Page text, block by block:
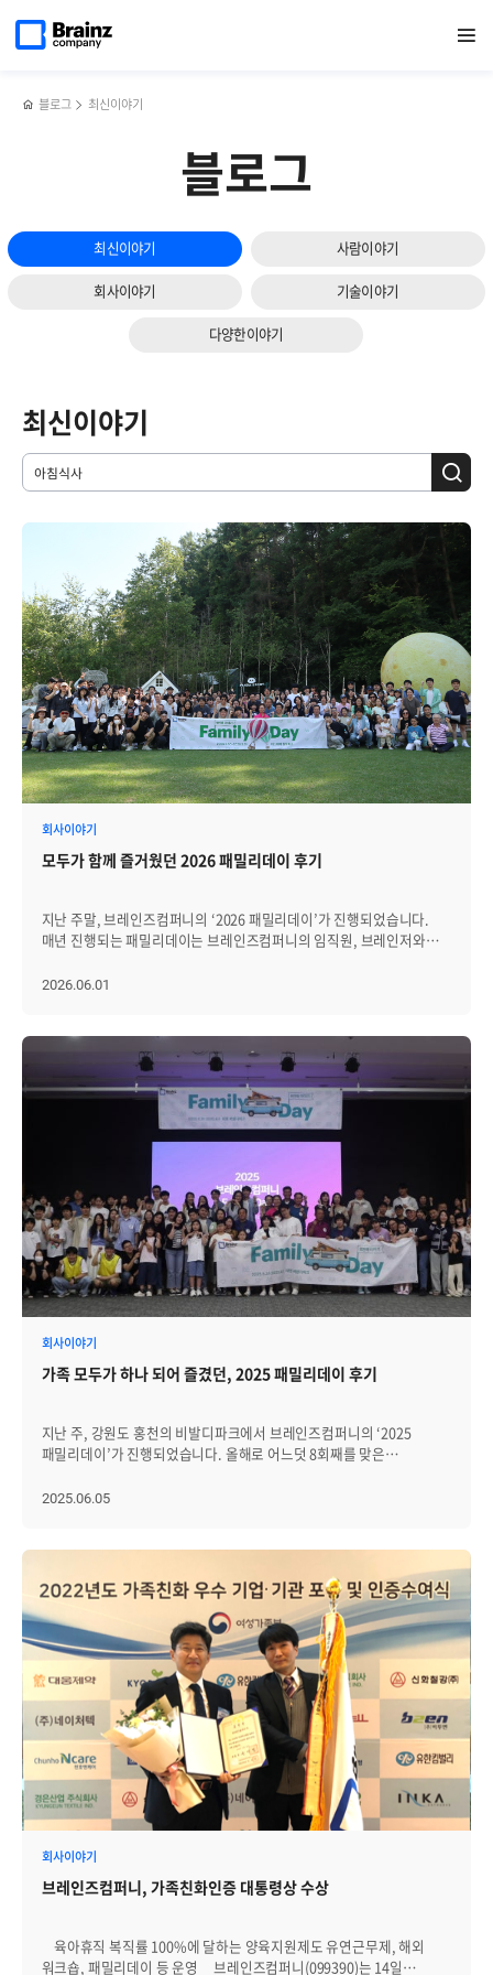
열기
페이지로
블로그 최신이야기
블로그
최신이야기 사람이야기
회사이야기 기술이야기
다양한이야기
최신이야기
회사이야기
모두가 함께 즐거웠던 2026 패밀리데이 후기
지난 주말, 브레인즈컴퍼니의 ‘2026 패밀리데이’가 진행되었습니다.
매년 진행되는 패밀리데이는 브레인즈컴퍼니의 임직원, 브레인저와
행사입니다. 올해 패밀리데이도 어린아이부터 어른까지 모두가 함께
다른 새로운 장소에서 진행되어 행사 전부터 많은 구성원들의 기대를
함께 참여할 수 있는 프로그램, 그리고 오랜만에 일상에서 벗어나 온전히
쉬어갈 수 있었던 ‘2026 패밀리데이’를 지금부터 자세히
더스테이 힐링파크 로비에 마련된 웰컴센터에서부터였습니다. 행사장에
도착한 브레인저와 가족들은 안내데스크에서 기본 선물과 숙소 키를
수령하며 반가운 인사를 나누었습니다. 본 행사에서 진행될 로또 번호
선택과 행운권 추첨 응모도 함께 진행되며, 도착과 동시에 패밀리데이의
설렘이 시작되었습니다. 올해 웰컴센터에서는 특별한 웰컴게임도
마련되었습니다. 가족 모두가 동그란 과녁을 향해 공을 던지는
게임이었는데, 단순해 보이지만 막상 차례가 다가오자 참가자들의
표정에는 긴장감과 집중력이 가득했습니다. 공이 과녁을 향할 때마다
가족들의 응원과 웃음이 이어졌고, 아쉽게 빗나간 순간에도 즐거운
탄성이 터져 나왔습니다. 아이들은 누구보다 진지하게 공을 던졌고,
했습니다. 웰컴게임은 본격적인 행사가 시작되기 전부터 모두가 함께
각자의 숙소로 이동해 짐을 풀고 잠시 휴식을 취했습니다. │숲속에서
쉬어가는 듯했던 숙소 체크인 올해 패밀리데이가 진행된 더스테이
힐링파크는 이름처럼 ‘힐링’이라는 단어가 잘 어울리는 공간이었습니다.
느껴졌습니다. 넓게 펼쳐진 정원과 나무, 조용한 산책로가 어우러져
다양한 타입의 숙소로 배정받았습니다. 각 숙소는 깔끔하고 쾌적하게
정돈되어 있었고, 가족 단위로 머물기에 충분한 여유와 편안함을 갖추고
있었습니다. 아이와 함께 온 가족은 안정적으로 쉴 수 있었고,
부모님이나 친척과 함께한 가족들도 여유롭게 머물 수 있는 공간에
만족감을 보였습니다. 실내 인테리어 역시 정갈하고 편안한
분위기였습니다. 창밖으로 보이는 자연 풍경과 조용한 분위기는
패밀리데이가 단순한 행사를 넘어, 가족과 함께 쉬어가는 시간이라는
점을 더욱 잘 느끼게 해주었습니다. │모두가 함께 웃고 참여한 메인
행사 잠시 휴식을 마친 뒤, 패밀리데이의 메인 행사가 시작되었습니다.
올해는 오랜만에 야외에서 프로그램이 진행되었는데, 모든 가족들이
쾌적하게 참여할 수 있도록 대형 그늘막이 준비되었습니다. 덕분에
참가자들은 뜨거운 햇볕을 피하면서도 야외 행사 특유의 개방감과
활기를 함께 느낄 수 있었습니다. 본 행사의 시작은 웰컴게임
시상이었습니다. 참가자들의 기대 속에 발표된 전체 1위는 놀랍게도
놀라워했고, 곧이어 큰 박수와 축하가 이어졌습니다. 이어 몸풀기
게임으로 단체 가위바위보가 진행되었습니다. 단순한 게임이었지만
모두가 한마음으로 집중하면서 행사장은 순식간에 활기를 띠었습니다.
차지하며 현장에는 더 큰 웃음과 환호가 이어졌습니다. 본격적인 게임은
로켓 날리기부터 시작되었습니다. 공정한 진행을 위해 연령과 성별을
2026.06.01
회사이야기
가족 모두가 하나 되어 즐겼던, 2025 패밀리데이 후기
지난 주, 강원도 홍천의 비발디파크에서 브레인즈컴퍼니의 ‘2025
패밀리데이’가 진행되었습니다. 올해로 어느덧 8회째를 맞은
한자리에 모여 함께 시간을 보내며, 평소와는 다른 방식으로 소통하고
자세히 돌아보겠습니다. │웃음과 설렘으로 시작된 행사 오후 2시,
하나둘씩 행사장에 도착한 브레인저들과 가족들은 안내데스크에서 웰컴
기프트와 숙소 키를 수령하며 반가운 인사를 나누기 시작했습니다. 본
행사에 필요한 안내 자료와 참가자 이름이 적힌 스티커 등도 함께
배부되어, 행사의 시작을 알리는 분위기가 자연스럽게 조성됐습니다.
이어서 행운권 응모와 로또 추첨을 위한 번호 선택, 그리고 즉석복권
이벤트까지 차례로 진행되며 분위기가 한층 더 달아올랐습니다. 각
가족은 행운을 기원하는 마음으로 응모권을 받고 번호를 선택했고,
즉석복권을 긁는 순간마다 여기저기서 탄성과 웃음이 터졌습니다. 큰
선물이든 작은 선물이든, 아이부터 어른까지 모두가 그 순간 자체를 함께
즐기는 모습이 행사장의 분위기를 더욱 따뜻하게 만들었습니다. 행사
스태프들은 처음부터 각 가족을 정성스럽게 맞이하며 친절하게 동선을
안내했고, 필요한 정보를 꼼꼼히 전달해 주었습니다. 웰컴 존
한편에서는 기념사진 촬영도 진행되었습니다. 브레인저와 가족들은
행사장에 입장해 자리를 잡았습니다. │모두가 하나되어어 즐길 수
촬영을 마치고 본격적인 레크리에이션이 시작됐습니다. 진행은
경영지원실의 이지수 님이 맡았고, 첫 순서는 ‘사회자를 이겨라 –
2025.06.05
회사이야기
브레인즈컴퍼니, 가족친화인증 대통령상 수상
육아휴직 복직률 100%에 달하는 양육지원제도 유연근무제, 해외
워크숍, 패밀리데이 등 운영 브레인즈컴퍼니(099390)는 14일